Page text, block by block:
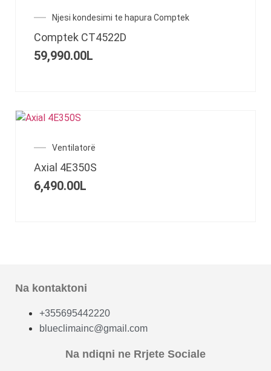
Njesi kondesimi te hapura Comptek
Comptek СТ4522D
59,990.00L
Ventilatorë
Axial 4E350S
6,490.00L
Na kontaktoni
+355695442220
blueclimainc@gmail.com
Na ndiqni ne Rrjete Sociale